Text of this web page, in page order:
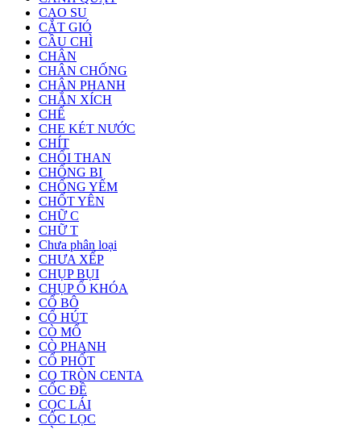
CAO SU
CẮT GIÓ
CẦU CHÌ
CHÂN
CHÂN CHỐNG
CHÂN PHANH
CHẮN XÍCH
CHẾ
CHE KÉT NƯỚC
CHÍT
CHỔI THAN
CHỐNG BI
CHỐNG YẾM
CHỐT YÊN
CHỮ C
CHỮ T
Chưa phân loại
CHƯA XẾP
CHỤP BỤI
CHỤP Ổ KHÓA
CỔ BÔ
CỔ HÚT
CÒ MỔ
CÒ PHANH
CỔ PHỐT
CO TRÒN CENTA
CỐC ĐỀ
CỌC LÁI
CỐC LỌC